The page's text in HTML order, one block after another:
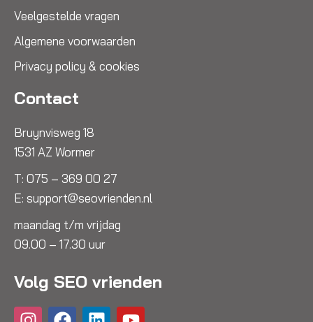
Veelgestelde vragen
Algemene voorwaarden
Privacy policy & cookies
Contact
Bruynvisweg 18
1531 AZ Wormer
T: 075 – 369 00 27
E: support@seovrienden.nl
maandag t/m vrijdag
09.00 – 17.30 uur
Volg SEO vrienden
I
F
L
Y